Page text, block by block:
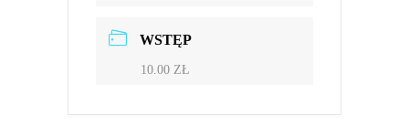
WSTĘP
10.00 ZŁ